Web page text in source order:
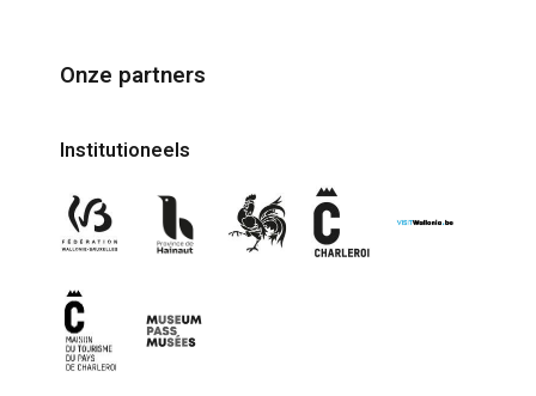
Onze partners
Institutioneels